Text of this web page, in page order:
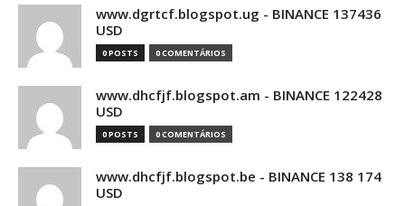
www.dgrtcf.blogspot.ug - BINANCE 137436
USD
0 POSTS 0 COMENTÁRIOS
www.dhcfjf.blogspot.am - BINANCE 122428
USD
0 POSTS 0 COMENTÁRIOS
www.dhcfjf.blogspot.be - BINANCE 138 174
USD